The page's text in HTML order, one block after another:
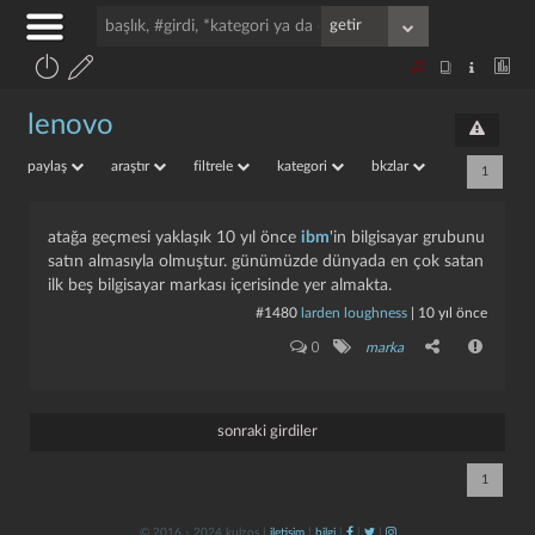
lenovo
paylaş araştır filtrele kategori bkzlar 1
atağa geçmesi yaklaşık 10 yıl önce ibm'in bilgisayar grubunu
satın almasıyla olmuştur. günümüzde dünyada en çok satan
ilk beş bilgisayar markası içerisinde yer almakta.
#1480 larden loughness 10 yıl önce
0 marka
sonraki girdiler
1
© 2016 - 2024 kulzos | iletişim| bilgi| | |